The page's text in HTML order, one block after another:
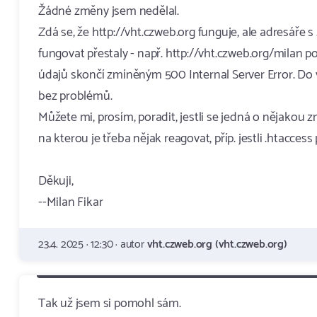
Žádné změny jsem nedělal.
Zdá se, že http://vht.czweb.org funguje, ale adresáře
fungovat přestaly - např. http://vht.czweb.org/milan
údajů skončí zmíněným 500 Internal Server Error.
bez problémů.
Můžete mi, prosím, poradit, jestli se jedná o nějakou
na kterou je třeba nějak reagovat, příp. jestli
Děkuji,
--Milan Fikar
23.4. 2025 · 12:30 · autorvht.czweb.org (vht.czweb.org)
Tak už jsem si pomohl sám.